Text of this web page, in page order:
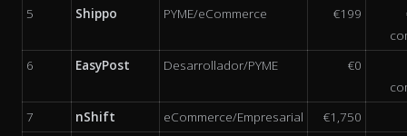
5
Shippo PYME/eCommerce €199
6
EasyPost Desarrollador/PYME
€0
7
nShift eCommerce/Empresarial
€1,750